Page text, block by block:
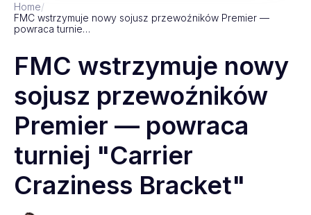
Home/
FMC wstrzymuje nowy sojusz przewoźników Premier —
powraca turnie…
FMC wstrzymuje nowy
sojusz przewoźników
Premier — powraca
turniej "Carrier
Craziness Bracket"